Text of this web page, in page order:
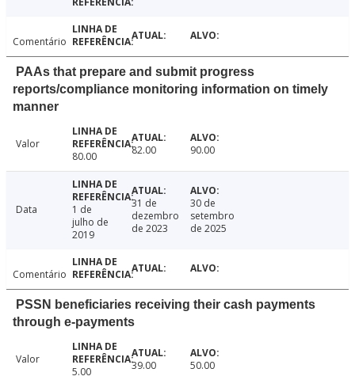
Comentário
PAAs that prepare and submit progress
reports/compliance monitoring information on timely
manner
Valor
80.00
82.00 90.00
Data
1 de
julho de
2019
31 de
dezembro
de 2023
30 de
setembro
de 2025
Comentário
PSSN beneficiaries receiving their cash payments
through e-payments
Valor
5.00
39.00 50.00